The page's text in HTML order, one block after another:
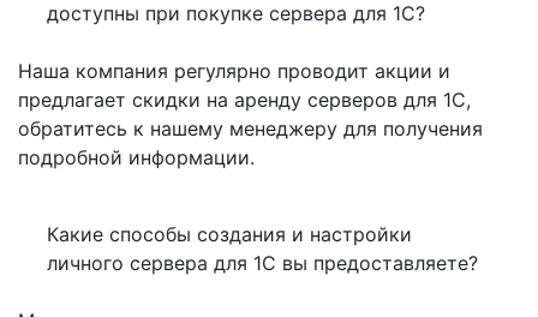
доступны при покупке сервера для 1С?
Наша компания регулярно проводит акции и
предлагает скидки на аренду серверов для 1С,
обратитесь к нашему менеджеру для получения
подробной информации.
Какие способы создания и настройки
личного сервера для 1С вы предоставляете?